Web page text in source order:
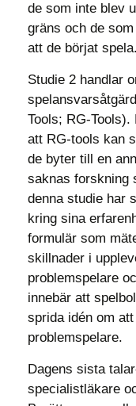
de som inte blev
gräns och de
att de börjat spela.
Studie 2 handlar
Tools; RG-
att RG-tools kan
de byter till en
saknas forskning
denna studie har
kring sina
formulär som
skillnader i
problemspelare
innebär att
sprida idén om
problemspelare.
Dagens sista
specialistläkare